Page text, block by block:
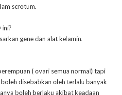
scrotum.
ini?
gene dan alat kelamin.
( ovari semua normal) tapi
disebabkan oleh terlalu banyak
boleh berlaku akibat keadaan